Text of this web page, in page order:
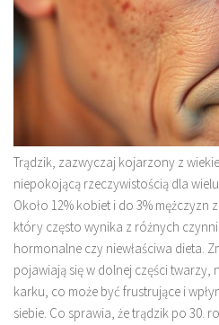
Trądzik, zazwyczaj kojarzony z
niepokojącą rzeczywistością dla
Około 12% kobiet i do 3% mężczyzn
który często wynika z różnych
hormonalne czy niewłaściwa dieta.
pojawiają się w dolnej części
karku, co może być frustrujące i
siebie. Co sprawia, że trądzik po 30.